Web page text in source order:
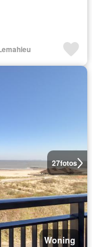
27fotos
Woning